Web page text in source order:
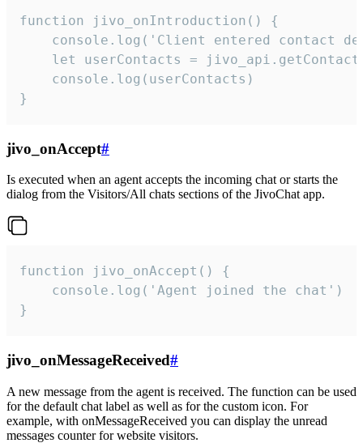
function jivo_onIntroduction() {
console.log('Client entered contact
let userContacts =
    console.log(userContacts)
}
jivo_onAccept#
Is executed when an agent accepts the incoming chat or starts the
dialog from the Visitors/All chats sections of the JivoChat app.
function jivo_onAccept() {
}
jivo_onMessageReceived#
A new message from the agent is received. The function can be used
for the default chat label as well as for the custom icon. For
example, with onMessageReceived you can display the unread
messages counter for website visitors.